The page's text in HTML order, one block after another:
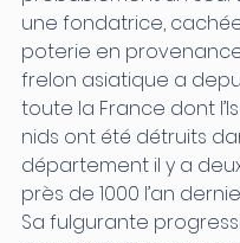
une fondatrice,
poterie en provenance
frelon asiatique a
toute la France dont
nids ont été détruits
département il y a
près de 1000 l’an
Sa fulgurante